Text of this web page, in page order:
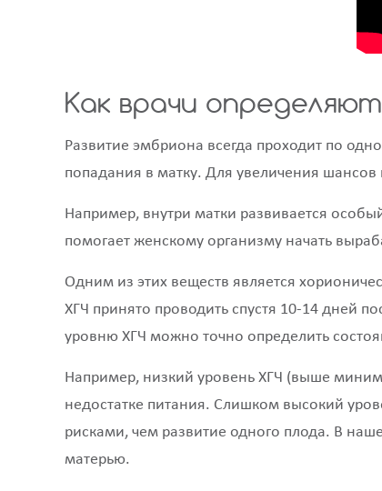
Как врачи
Развитие эмбриона всегда проходит по
попадания в матку. Для увеличения
Например, внутри матки развивается
помогает женскому организму начать
Одним из этих веществ является
ХГЧ принято проводить спустя 10-14 дней
уровню ХГЧ можно точно определить
Например, низкий уровень ХГЧ (выше
недостатке питания. Слишком высокий
рисками, чем развитие одного плода. В
матерью.